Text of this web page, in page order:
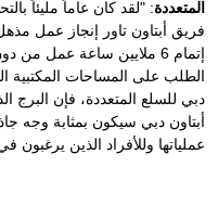
المتعددة: "لقد كان عاماً مليئاً
فريق أبتاون تاور إنجاز عمل
إتمام 6 ملايين ساعة عمل
الطلب على المساحات المكتبية
أبتاون دبي سيكون بمثابة وجه
عملياتها وللأفراد الذين يرغبون